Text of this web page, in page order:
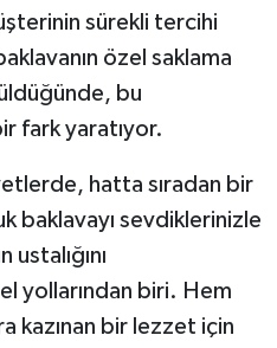
sürekli tercihi
özel saklama
bu
fark yaratıyor.
hatta sıradan bir
baklavayı sevdiklerinizle
yollarından biri. Hem
kazınan bir lezzet için